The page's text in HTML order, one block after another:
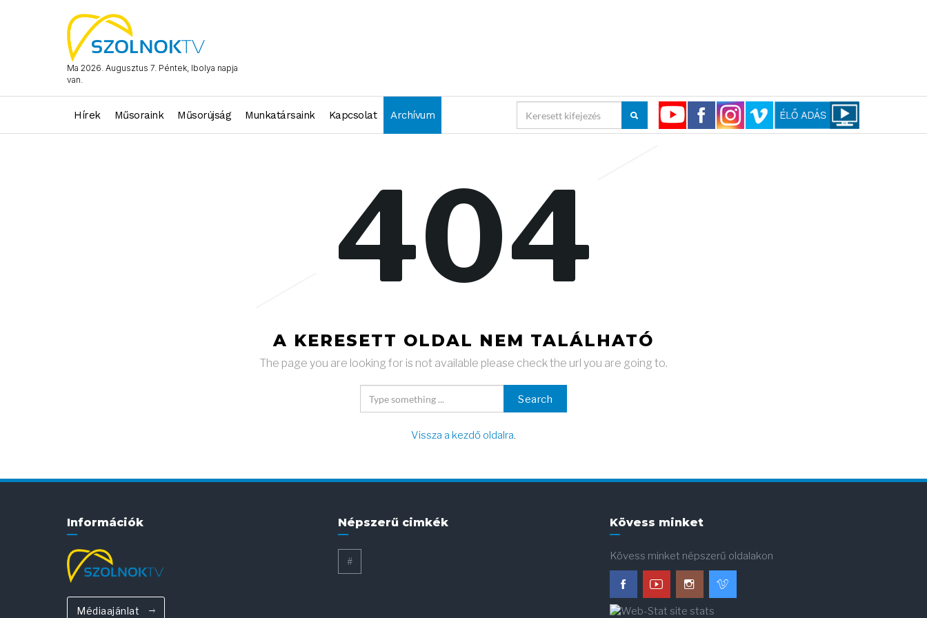
Ma 2026. Augusztus 7. Péntek, Ibolya napja
van.
Hírek Műsoraink Műsorújság Munkatársaink Kapcsolat Archívum
404
A KERESETT OLDAL NEM TALÁLHATÓ
The page you are looking for is not available please check the url you are going to.
Search
Vissza a kezdő oldalra.
Információk
Médiaajánlat
Népszerű cimkék
#
Kövess minket
Kövess minket népszerű oldalakon